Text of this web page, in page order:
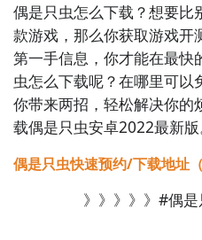
- 或补充关键信息：如游戏
绘）、核心玩法（点击？合
是否含“虫类主角拟人化”“沙
如您能提供更准确的名称或
精准推荐10款高度契合的优
偶是只虫怎么下载？想要比
款游戏，那么你获取游戏开
第一手信息，你才能在最快
虫怎么下载呢？在哪里可以
你带来两招，轻松解决你的
载偶是只虫安卓2022最新版
偶是只虫快速预约/下载地址
》》》》》#偶